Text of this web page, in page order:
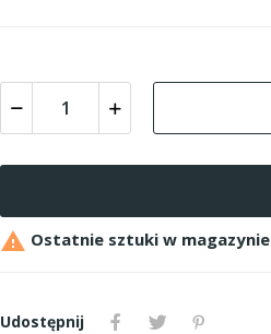
 Ostatnie sztuki w magazynie
Udostępnij